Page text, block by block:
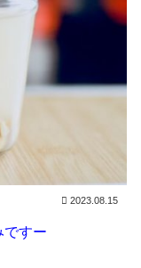
2023.08.15
ですー